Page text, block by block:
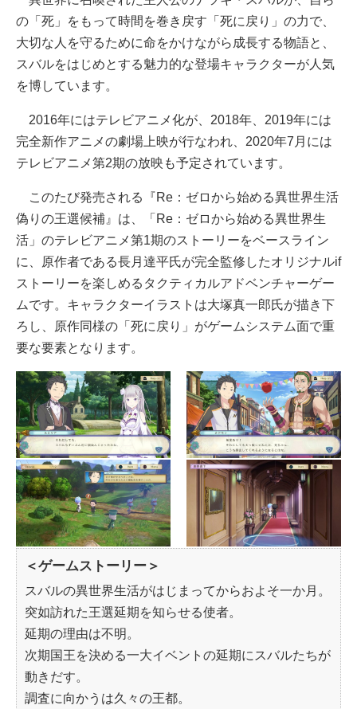
の「死」をもって時間を巻き戻す「死に戻り」の力で、
大切な人を守るために命をかけながら成長する物語と、
スバルをはじめとする魅力的な登場キャラクターが人気
を博しています。
2016年にはテレビアニメ化が、2018年、2019年には
完全新作アニメの劇場上映が行なわれ、2020年7月には
テレビアニメ第2期の放映も予定されています。
このたび発売される『Re：ゼロから始める異世界生活
偽りの王選候補』は、「Re：ゼロから始める異世界生
活」のテレビアニメ第1期のストーリーをベースライン
に、原作者である長月達平氏が完全監修したオリジナルif
ストーリーを楽しめるタクティカルアドベンチャーゲー
ムです。キャラクターイラストは大塚真一郎氏が描き下
ろし、原作同様の「死に戻り」がゲームシステム面で重
要な要素となります。
＜ゲームストーリー＞
スバルの異世界生活がはじまってからおよそ一か月。
突如訪れた王選延期を知らせる使者。
延期の理由は不明。
次期国王を決める一大イベントの延期にスバルたちが
動きだす。
調査に向かうは久々の王都。